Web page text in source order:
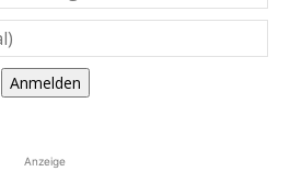
Anmelden
Anzeige